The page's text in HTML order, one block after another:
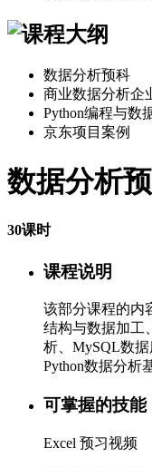
数据分析预科
商业数据分析企
Python编程与数
京东项目案例
数据分析
30课时
课程说明
该部分课程的内
结构与数据加工
析、MySQL数据
Python数据分析
可掌握的技能
Excel 预习视频